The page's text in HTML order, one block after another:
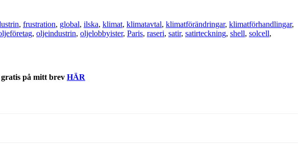
, frustration, global, ilska, klimat, klimatavtal, klimatförändringar, klimatförhandlingar,
, oljeindustrin, oljelobbyister, Paris, raseri, satir, satirteckning, shell, solcell,
på mitt brev HÄR